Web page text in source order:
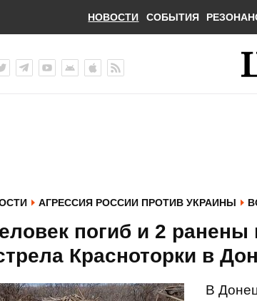
НОВОСТИ СОБЫТИЯ
АГРЕССИЯ РОССИИ ПРОТИВ УКРАИНЫ
погиб и 2 ранены
Красноторки в
В